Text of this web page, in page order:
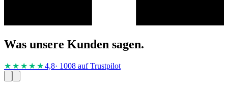
Was unsere Kunden sagen.
★★★★ ★4,8· 1008 auf Trustpilot